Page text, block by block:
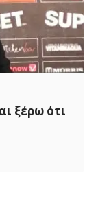
ξέρω ότι